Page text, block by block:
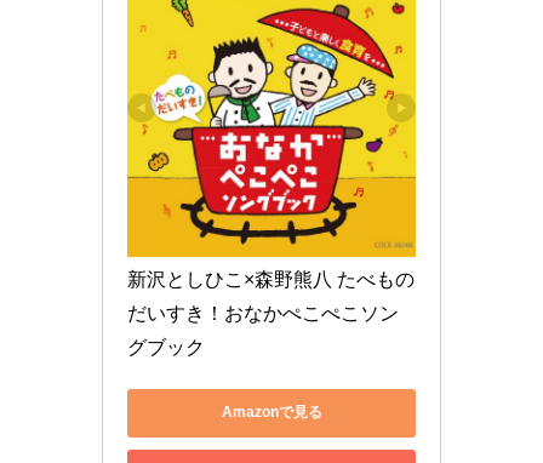
新沢としひこ×森野熊八 たべもの
だいすき！おなかぺこぺこソン
グブック
Amazonで見る